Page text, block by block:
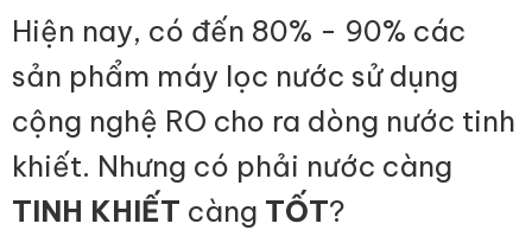
Hiện nay, có đến 80% - 90% các
sản phẩm máy lọc nước sử dụng
cộng nghệ RO cho ra dòng nước tinh
khiết. Nhưng có phải nước càng
TINH KHIẾT càng TỐT?